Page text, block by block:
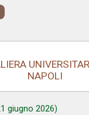
NAPOLI
giugno 2026)